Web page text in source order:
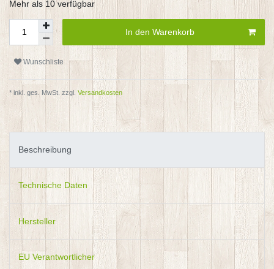
Mehr als 10 verfügbar
In den Warenkorb
Wunschliste
* inkl. ges. MwSt. zzgl. Versandkosten
Beschreibung
Technische Daten
Hersteller
EU Verantwortlicher